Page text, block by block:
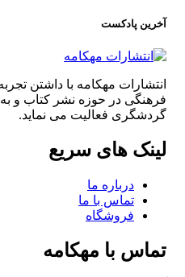
آخرین پادکست
انتشارات مهکامه با داشتن
فرهنگی در حوزه نشر کتاب
گردشگری فعالیت می نماید.
لینک های سریع
درباره ما
تماس با ما
فروشگاه
تماس با مهکامه